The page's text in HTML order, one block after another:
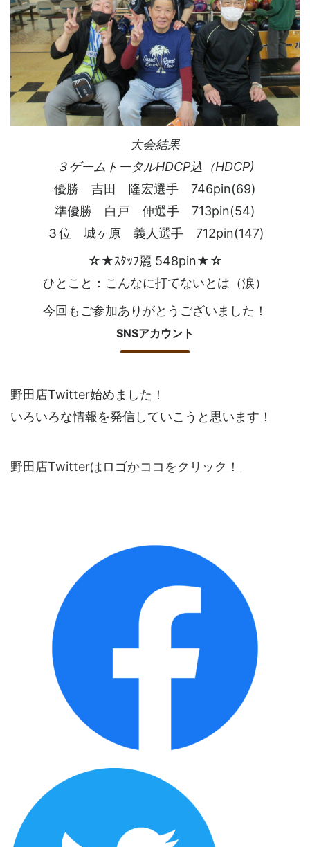
大会結果
３ゲームトータルHDCP込（HDCP)
優勝 吉田 隆宏選手 746pin(69)
準優勝 白戸 伸選手 713pin(54)
３位 城ヶ原 義人選手 712pin(147)
☆★ｽﾀｯﾌ麗 548pin★☆
ひとこと：こんなに打てないとは（涙）
今回もご参加ありがとうございました！
SNSアカウント
野田店Twitter始めました！
いろいろな情報を発信していこうと思います！
野田店Twitterはロゴかココをクリック！